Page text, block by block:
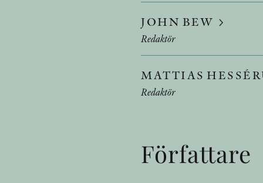
JOHN BEW
Redaktör
MATTIAS
Redaktör
Författare